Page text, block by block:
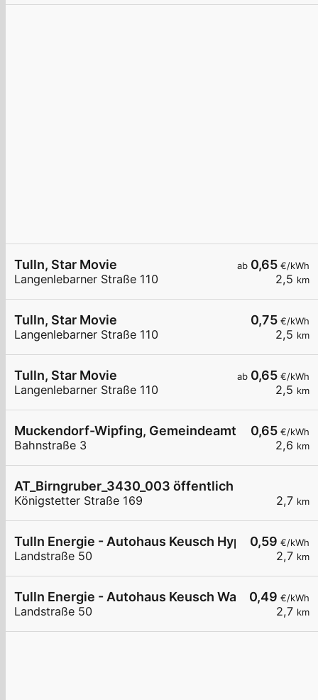
ab 0,65 €/kWh
2,5 km
Tulln, Star Movie
Langenlebarner Straße 110
0,75 €/kWh
2,5 km
Tulln, Star Movie
Langenlebarner Straße 110
ab 0,65 €/kWh
2,5 km
Tulln, Star Movie
Langenlebarner Straße 110
0,65 €/kWh
2,6 km
Muckendorf-Wipfing, Gemeindeamt
Bahnstraße 3
2,7 km
AT_Birngruber_3430_003 öffentlich
Königstetter Straße 169
0,59 €/kWh
2,7 km
Tulln Energie - Autohaus Keusch Hypercharger
Landstraße 50
0,49 €/kWh
2,7 km
Tulln Energie - Autohaus Keusch Wallbox 1
Landstraße 50